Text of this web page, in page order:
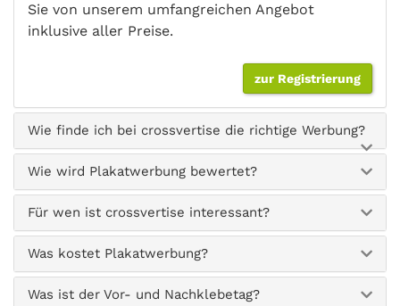
Sie von unserem umfangreichen Angebot
inklusive aller Preise.
zur Registrierung
Wie finde ich bei crossvertise die richtige Werbung?
Wie wird Plakatwerbung bewertet?
Für wen ist crossvertise interessant?
Was kostet Plakatwerbung?
Was ist der Vor- und Nachklebetag?